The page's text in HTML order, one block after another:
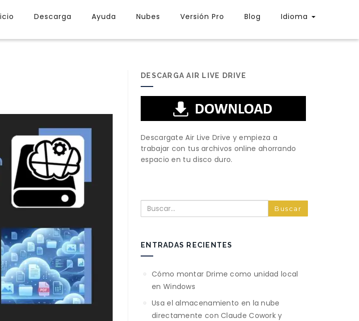
Descarga Ayuda Nubes Versión Pro Blog Idioma
DESCARGA AIR LIVE DRIVE
Descargate Air Live Drive y empieza a
trabajar con tus archivos online ahorrando
espacio en tu disco duro.
Buscar
ENTRADAS RECIENTES
Cómo montar Drime como unidad local
en Windows
Usa el almacenamiento en la nube
directamente con Claude Cowork y